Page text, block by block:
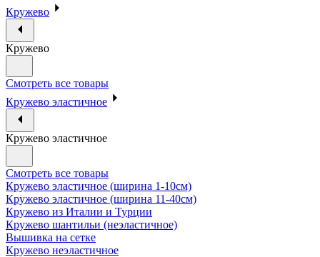
Кружево
Кружево
Смотреть все товары
Кружево эластичное
Кружево эластичное
Смотреть все товары
Кружево эластичное (ширина 1-10см)
Кружево эластичное (ширина 11-40см)
Кружево из Италии и Турции
Кружево шантильи (неэластичное)
Вышивка на сетке
Кружево неэластичное